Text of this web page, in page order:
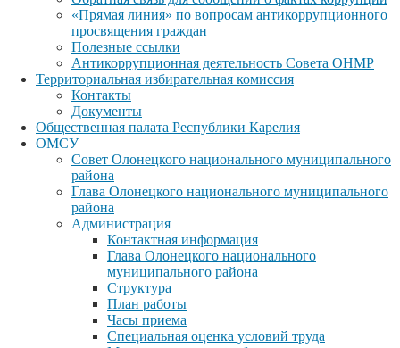
«Прямая линия» по вопросам антикоррупционного
просвящения граждан
Полезные ссылки
Антикоррупционная деятельность Совета ОНМР
Территориальная избирательная комиссия
Контакты
Документы
Общественная палата Республики Карелия
ОМСУ
Совет Олонецкого национального муниципального
района
Глава Олонецкого национального муниципального
района
Администрация
Контактная информация
Глава Олонецкого национального
муниципального района
Структура
План работы
Часы приема
Специальная оценка условий труда